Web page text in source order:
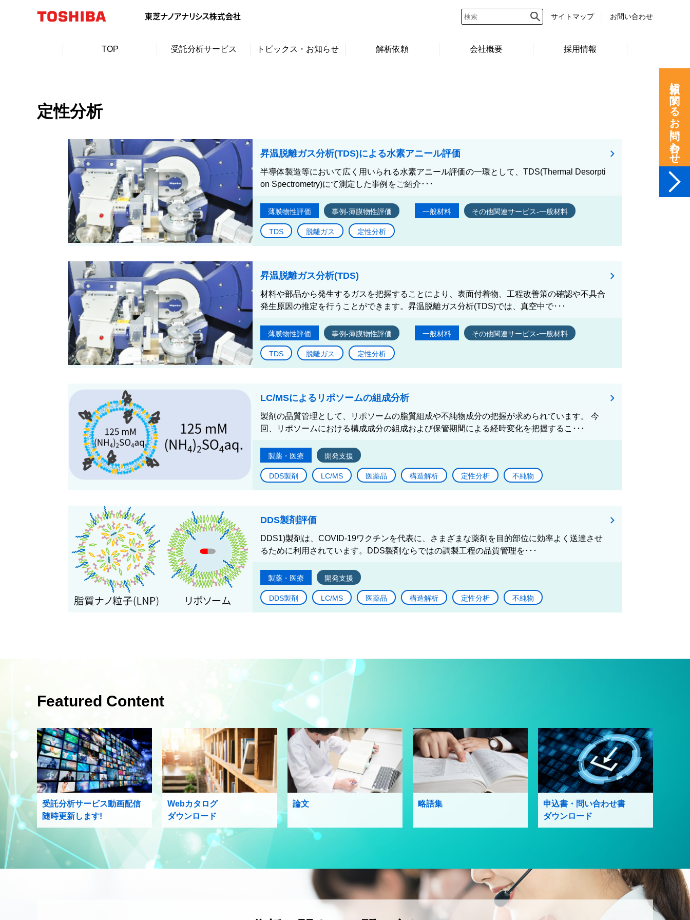
サイトマップ お問い合わせ
TOP 受託分析サービス トピックス・お知らせ 解析依頼 会社概要 採用情報
定性分析
昇温脱離ガス分析(TDS)による水素アニール評価
半導体製造等において広く用いられる水素アニール評価の一環として、TDS(Thermal Desorpti
on Spectrometry)にて測定した事例をご紹介･･･
薄膜物性評価 事例-薄膜物性評価 一般材料 その他関連サービス-一般材料
TDS 脱離ガス 定性分析
昇温脱離ガス分析(TDS)
材料や部品から発生するガスを把握することにより、表面付着物、工程改善策の確認や不具合
発生原因の推定を行うことができます。昇温脱離ガス分析(TDS)では、真空中で･･･
薄膜物性評価 事例-薄膜物性評価 一般材料 その他関連サービス-一般材料
TDS 脱離ガス 定性分析
LC/MSによるリポソームの組成分析
製剤の品質管理として、リポソームの脂質組成や不純物成分の把握が求められています。 今
回、リポソームにおける構成成分の組成および保管期間による経時変化を把握するこ･･･
製薬・医療 開発支援
DDS製剤 LC/MS 医薬品 構造解析 定性分析 不純物
DDS製剤評価
DDS1)製剤は、COVID-19ワクチンを代表に、さまざまな薬剤を目的部位に効率よく送達させ
るために利用されています。DDS製剤ならではの調製工程の品質管理を･･･
製薬・医療 開発支援
DDS製剤 LC/MS 医薬品 構造解析 定性分析 不純物
Featured Content
受託分析サービス動画配信
随時更新します!
Webカタログ
ダウンロード
論文 略語集
申込書・問い合わせ書
ダウンロード
依頼に関するお問い合わせ